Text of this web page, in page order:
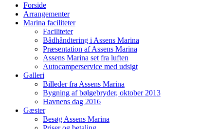
Forside
Arrangementer
Marina faciliteter
Faciliteter
Bådhåndtering i Assens Marina
Præsentation af Assens Marina
Assens Marina set fra luften
Autocamperservice med udsigt
Galleri
Billeder fra Assens Marina
Bygning af bølgebryder, oktober 2013
Havnens dag 2016
Gæster
Besøg Assens Marina